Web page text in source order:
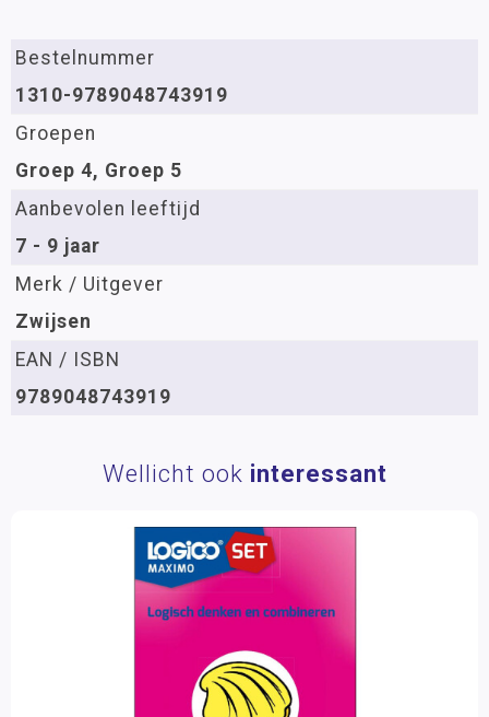
Bestelnummer
1310-9789048743919
Groepen
Groep 4, Groep 5
Aanbevolen leeftijd
7 - 9 jaar
Merk / Uitgever
Zwijsen
EAN / ISBN
9789048743919
Wellicht ook interessant